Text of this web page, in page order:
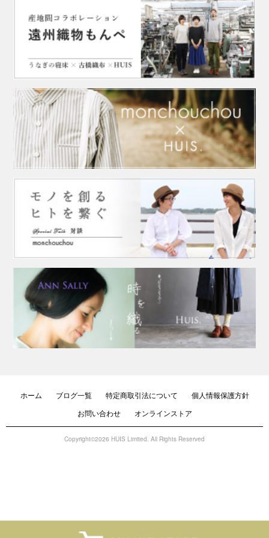
ホーム ブログ一覧 特定商取引法について
個人情報保護方針
お問い合わせ
オンラインストア
Copyright©2026 HUIS Limited. All Rights Reserved